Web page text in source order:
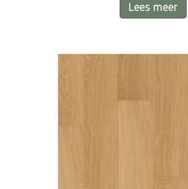
Lees meer